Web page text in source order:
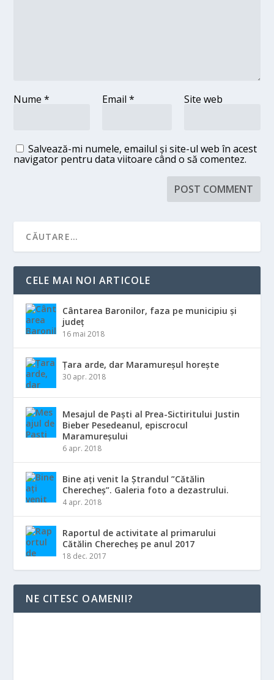
Nume* Email * Site web
Salvează-mi numele, emailul și site-ul web în acest
navigator pentru data viitoare când o să comentez.
CELE MAI NOI ARTICOLE
Cântarea Baronilor, faza pe municipiu și
județ
16 mai 2018
Țara arde, dar Maramureșul horește
30 apr. 2018
Mesajul de Paști al Prea-Sictiritului Justin
Bieber Pesedeanul, episcrocul
Maramureșului
6 apr. 2018
Bine ați venit la Ștrandul ”Cătălin
Cherecheș”. Galeria foto a dezastrului.
4 apr. 2018
Raportul de activitate al primarului
Cătălin Cherecheș pe anul 2017
18 dec. 2017
NE CITESC OAMENII?